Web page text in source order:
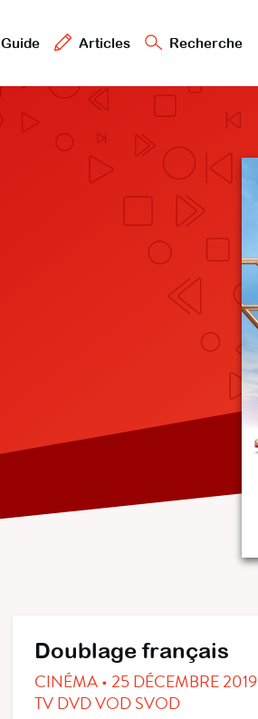
Guide Articles Recherche
Doublage français
CINÉMA • 25 DÉCEMBRE 2019
TV DVD VOD SVOD